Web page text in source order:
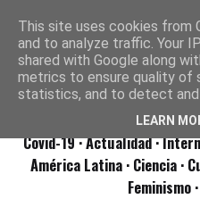
Covid-19· Actualidad·
América Latina · Ciencia ·
Feminismo ·
This site uses cookies from
and to analyze traffic. Your
shared with Google along
metrics to ensure quality of
statistics, and to detect and
LEARN